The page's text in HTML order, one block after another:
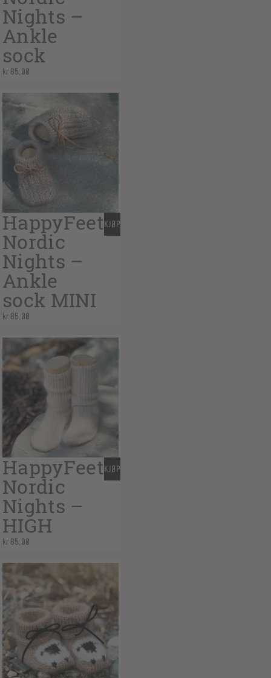
Nights –
Ankle
sock
kr 85,00
HappyFeet
Nordic
Nights –
Ankle
sock MINI
kr 85,00
KJØP
HappyFeet
Nordic
Nights –
HIGH
kr 85,00
KJØP